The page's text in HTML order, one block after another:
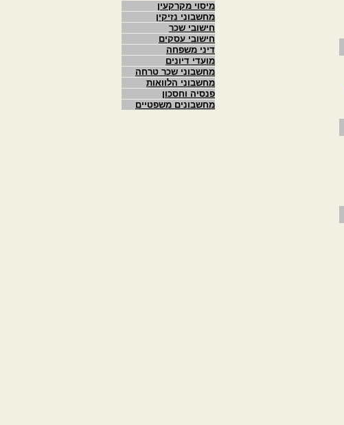
מיסוי מקרקעין
מחשבוני נזיקין
חישובי שכר
חישובי עסקים
דיני משפחה
מועדי דיונים
מחשבוני שכר טרחה
מחשבוני הלוואות
פנסיה וחסכון
מחשבונים משפטיים